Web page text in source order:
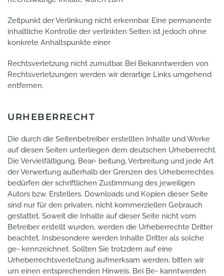
Zeitpunkt der Verlinkung nicht erkennbar. Eine permanente
inhaltliche Kontrolle der verlinkten Seiten ist jedoch ohne
konkrete Anhaltspunkte einer
Rechtsverletzung nicht zumutbar. Bei Bekanntwerden von
Rechtsverletzungen werden wir derartige Links umgehend
entfernen.
URHEBERRECHT
Die durch die Seitenbetreiber erstellten Inhalte und Werke
auf diesen Seiten unterliegen dem deutschen Urheberrecht.
Die Vervielfältigung, Bear- beitung, Verbreitung und jede Art
der Verwertung außerhalb der Grenzen des Urheberrechtes
bedürfen der schriftlichen Zustimmung des jeweiligen
Autors bzw. Erstellers. Downloads und Kopien dieser Seite
sind nur für den privaten, nicht kommerziellen Gebrauch
gestattet. Soweit die Inhalte auf dieser Seite nicht vom
Betreiber erstellt wurden, werden die Urheberrechte Dritter
beachtet. Insbesondere werden Inhalte Dritter als solche
ge- kennzeichnet. Sollten Sie trotzdem auf eine
Urheberrechtsverletzung aufmerksam werden, bitten wir
um einen entsprechenden Hinweis. Bei Be- kanntwerden